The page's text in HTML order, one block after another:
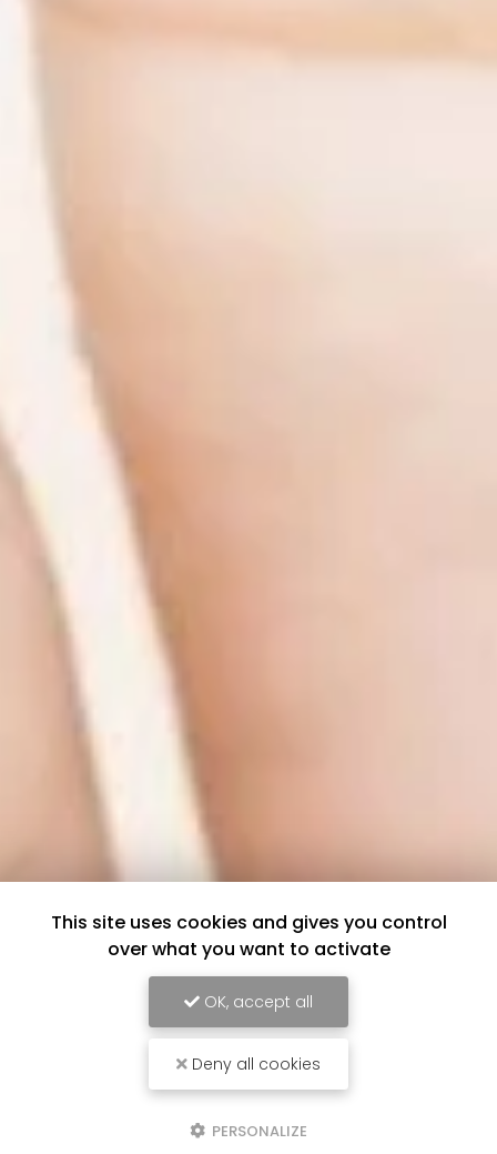
This site uses cookies and gives you control
over what you want to activate
OK, accept all
Deny all cookies
PERSONALIZE